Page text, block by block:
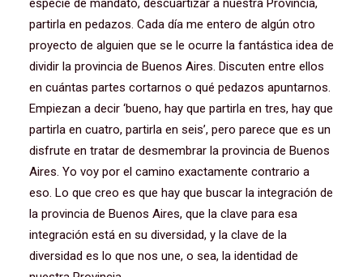
especie de mandato, descuartizar a nuestra Provincia,
partirla en pedazos. Cada día me entero de algún otro
proyecto de alguien que se le ocurre la fantástica idea de
dividir la provincia de Buenos Aires. Discuten entre ellos
en cuántas partes cortarnos o qué pedazos apuntarnos.
Empiezan a decir ‘bueno, hay que partirla en tres, hay que
partirla en cuatro, partirla en seis’, pero parece que es un
disfrute en tratar de desmembrar la provincia de Buenos
Aires. Yo voy por el camino exactamente contrario a
eso. Lo que creo es que hay que buscar la integración de
la provincia de Buenos Aires, que la clave para esa
integración está en su diversidad, y la clave de la
diversidad es lo que nos une, o sea, la identidad de